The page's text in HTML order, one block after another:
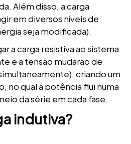
Além disso, a carga
em diversos níveis de
seja modificada).
a carga resistiva ao sistema
e a tensão mudarão de
criando um
no qual a potência flui numa
da série em cada fase.
indutiva?